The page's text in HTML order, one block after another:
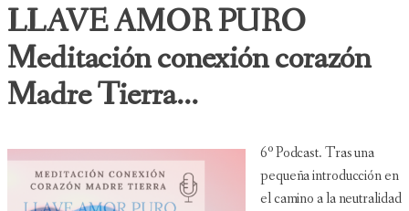
LLAVE AMOR PURO
Meditación conexión corazón
Madre Tierra...
6º Podcast. Tras una
pequeña introducción en
el camino a la neutralidad